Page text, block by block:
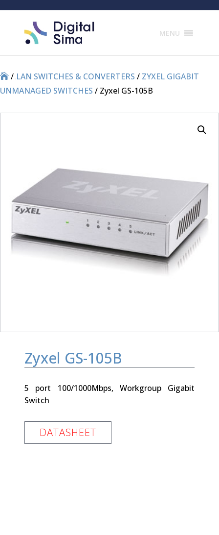
MENU
//LAN SWITCHES & CONVERTERS / ZYXEL GIGABIT
UNMANAGED SWITCHES / Zyxel GS-105B
Zyxel GS-105B
5 port 100/1000Mbps, Workgroup Gigabit
Switch
DATASHEET